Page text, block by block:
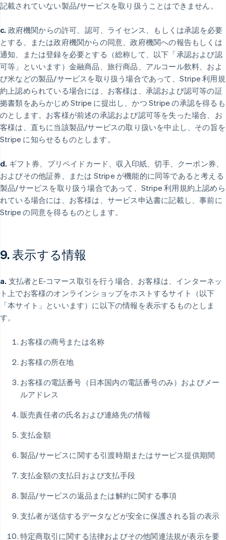
記載されていない製品/サービスを取り扱うことはできません。
c. 政府機関からの許可、認可、ライセンス、もしくは承認を必要
とする、または政府機関からの同意、政府機関への報告もしくは
通知、または登録を必要とする（総称して、以下「承認および認
可等」といいます）金融商品、旅行商品、アルコール飲料、およ
び米などの製品/サービスを取り扱う場合であって、Stripe 利用規
約上認められている場合には、お客様は、承認および認可等の証
拠書類をあらかじめ Stripe に提出し、かつ Stripe の承認を得るも
のとします。お客様が前述の承認および認可等を失った場合、お
客様は、直ちに当該製品/サービスの取り扱いを中止し、その旨を
Stripe に知らせるものとします。
d. ギフト券、プリペイドカード、収入印紙、切手、クーポン券、
およびその他証券、または Stripe が機能的に同等であると考える
製品/サービスを取り扱う場合であって、Stripe 利用規約上認めら
れている場合には、お客様は、サービス申込書に記載し、事前に
Stripe の同意を得るものとします。
9. 表示する情報
a. 支払者とE-コマース取引を行う場合、お客様は、インターネッ
ト上でお客様のオンラインショップをホストするサイト（以下
「本サイト」といいます）に以下の情報を表示するものとしま
す。
お客様の商号または名称
お客様の所在地
お客様の電話番号（日本国内の電話番号のみ）およびメー
ルアドレス
販売責任者の氏名および連絡先の情報
支払金額
製品/サービスに関する引渡時期またはサービス提供期間
支払金額の支払日および支払手段
製品/サービスの返品または解約に関する事項
支払者が送信するデータなどが安全に保護される旨の表示
特定商取引に関する法律およびその他関連法規が表示を要